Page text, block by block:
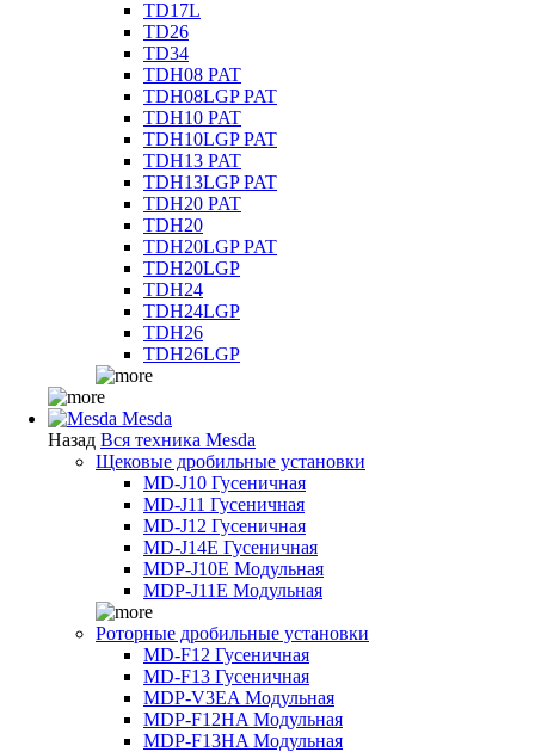
TD17L
TD26
TD34
TDH08 PAT
TDH08LGP PAT
TDH10 PAT
TDH10LGP PAT
TDH13 PAT
TDH13LGP PAT
TDH20 PAT
TDH20
TDH20LGP PAT
TDH20LGP
TDH24
TDH24LGP
TDH26
TDH26LGP
Mesda
Назад Вся техника Mesda
Щековые дробильные установки
MD-J10 Гусеничная
MD-J11 Гусеничная
MD-J12 Гусеничная
MD-J14E Гусеничная
MDP-J10E Модульная
MDP-J11E Модульная
Роторные дробильные установки
MD-F12 Гусеничная
MD-F13 Гусеничная
MDP-V3EA Модульная
MDP-F12HA Модульная
MDP-F13HA Модульная